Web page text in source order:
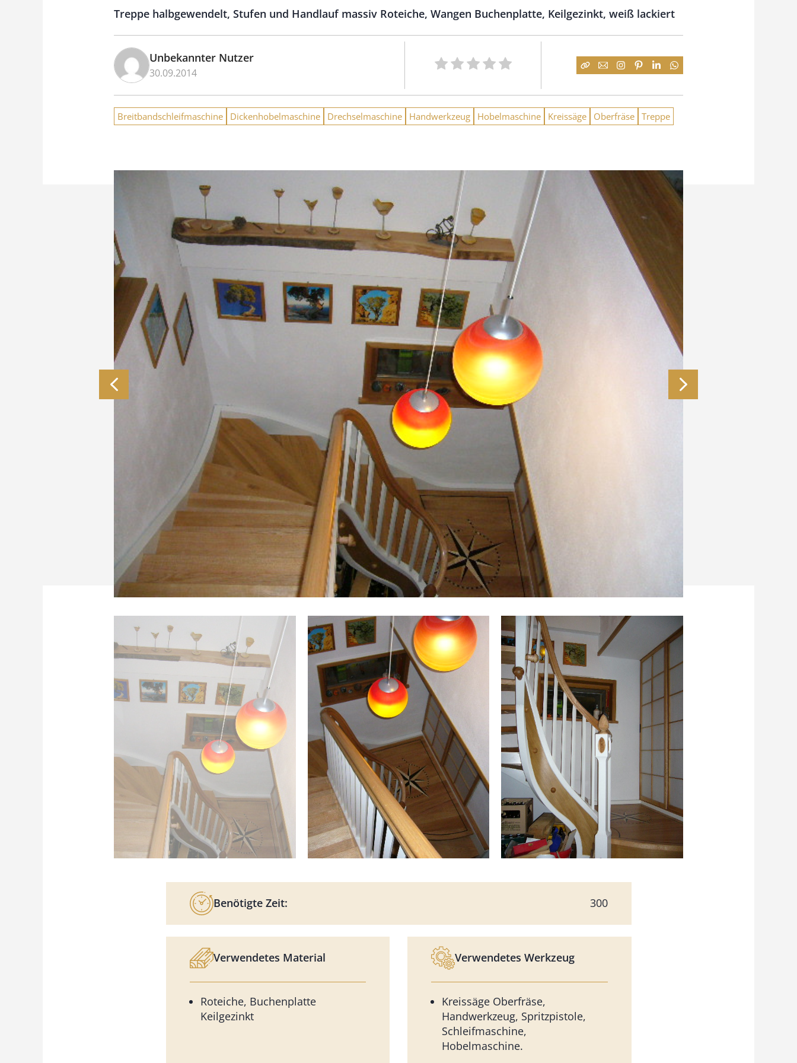
Treppe halbgewendelt, Stufen und Handlauf massiv Roteiche, Wangen Buchenplatte, Keilgezinkt, weiß lackiert
Unbekannter Nutzer
30.09.2014
Breitbandschleifmaschine Dickenhobelmaschine Drechselmaschine Handwerkzeug Hobelmaschine Kreissäge Oberfräse Treppe
Benötigte Zeit: 300
Verwendetes Material
Roteiche, Buchenplatte
Keilgezinkt
Verwendetes Werkzeug
Kreissäge Oberfräse,
Handwerkzeug, Spritzpistole,
Schleifmaschine,
Hobelmaschine.